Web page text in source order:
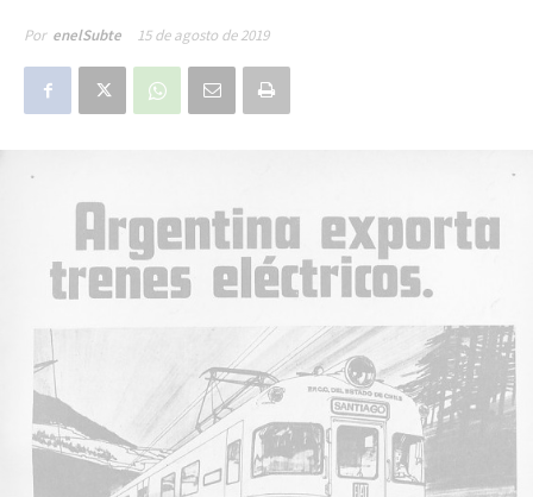
Por enelSubte 15 de agosto de 2019